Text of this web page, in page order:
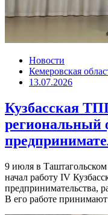
Новости
Кемеровская
13.07.2026
Кузбасская
региональный
9 июля в
начал работу IV
предпринимательства,
В его работе принимают